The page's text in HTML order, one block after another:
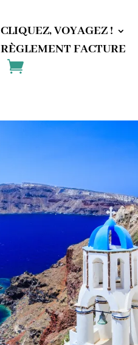
CLIQUEZ, VOYAGEZ !
RÈGLEMENT FACTURE